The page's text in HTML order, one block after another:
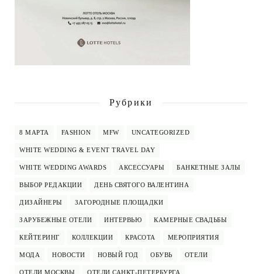
Рубрики
8 МАРТА FASHION MFW UNCATEGORIZED
WHITE WEDDING & EVENT TRAVEL DAY
WHITE WEDDING AWARDS АКСЕССУАРЫ БАНКЕТНЫЕ ЗАЛЫ
ВЫБОР РЕДАКЦИИ ДЕНЬ СВЯТОГО ВАЛЕНТИНА
ДИЗАЙНЕРЫ ЗАГОРОДНЫЕ ПЛОЩАДКИ
ЗАРУБЕЖНЫЕ ОТЕЛИ ИНТЕРВЬЮ КАМЕРНЫЕ СВАДЬБЫ
КЕЙТЕРИНГ КОЛЛЕКЦИИ КРАСОТА МЕРОПРИЯТИЯ
МОДА НОВОСТИ НОВЫЙ ГОД ОБУВЬ ОТЕЛИ
ОТЕЛИ МОСКВЫ ОТЕЛИ САНКТ-ПЕТЕРБУРГА